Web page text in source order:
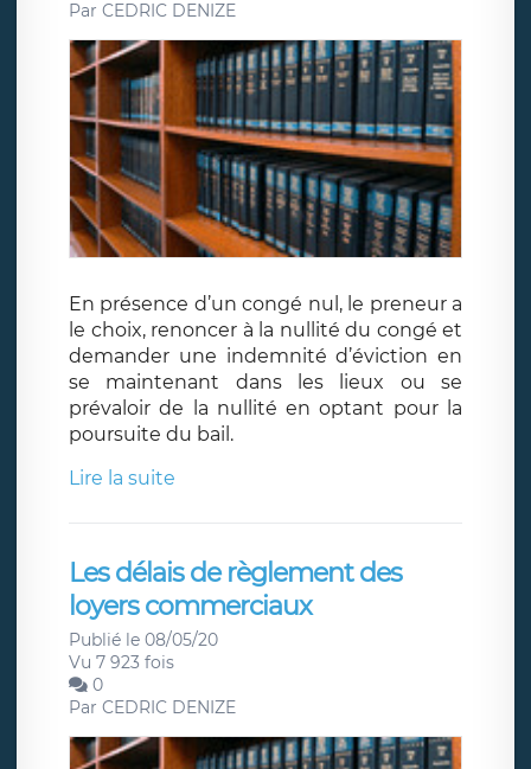
Par CEDRIC DENIZE
En présence d’un congé nul, le preneur a
le choix, renoncer à la nullité du congé et
demander une indemnité d’éviction en
se maintenant dans les lieux ou se
prévaloir de la nullité en optant pour la
poursuite du bail.
Lire la suite
Les délais de règlement des
loyers commerciaux
Publié le 08/05/20
Vu 7 923 fois
0
Par CEDRIC DENIZE